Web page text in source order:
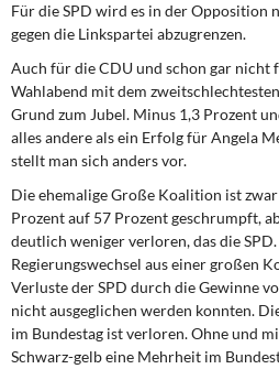
Für die SPD wird es in der Opposition
gegen die Linkspartei abzugrenzen.
Auch für die CDU und schon gar nicht
Wahlabend mit dem
Grund zum Jubel. Minus 1,3 Prozent
alles andere als ein Erfolg für Angela
stellt man sich anders vor.
Die ehemalige Große Koalition ist
Prozent auf 57 Prozent geschrumpft,
deutlich weniger verloren, das die
Regierungswechsel aus einer großen
Verluste der SPD durch die Gewinne
nicht ausgeglichen werden konnten.
im Bundestag ist verloren. Ohne und
Schwarz-gelb eine Mehrheit im